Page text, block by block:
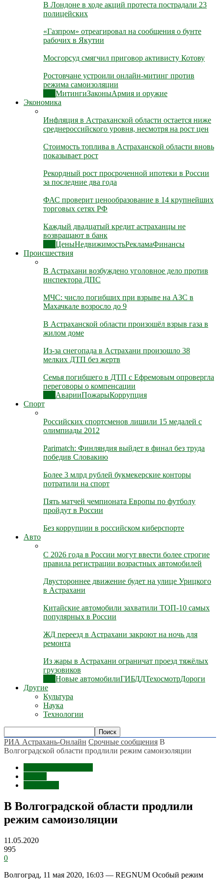
В Лондоне в ходе акций протеста пострадали 23
полицейских
«Газпром» отреагировал на сообщения о бунте
рабочих в Якутии
Мосгорсуд смягчил приговор активисту Котову
Ростовчане устроили онлайн-митинг против
режима самоизоляции
МитингиЗаконыАрмия и оружие
Экономика
Инфляция в Астраханской области остается ниже
среднероссийского уровня, несмотря на рост цен
Стоимость топлива в Астраханской области вновь
показывает рост
Рекордный рост просроченной ипотеки в России
за последние два года
ФАС проверит ценообразование в 14 крупнейших
торговых сетях РФ
Каждый двадцатый кредит астраханцы не
возвращают в банк
ЦеныНедвижимостьРекламаФинансы
Происшествия
В Астрахани возбуждено уголовное дело против
инспектора ДПС
МЧС: число погибших при взрыве на АЗС в
Махачкале возросло до 9
В Астраханской области произошёл взрыв газа в
жилом доме
Из-за снегопада в Астрахани произошло 38
мелких ДТП без жертв
Семья погибшего в ДТП с Ефремовым опровергла
переговоры о компенсации
АварииПожарыКоррупция
Спорт
Российских спортсменов лишили 15 медалей с
олимпиады 2012
Parimatch: Финляндия выйдет в финал без труда
победив Словакию
Более 3 млрд рублей букмекерские конторы
потратили на спорт
Пять матчей чемпионата Европы по футболу
пройдут в России
Без коррупции в российском киберспорте
Авто
С 2026 года в России могут ввести более строгие
правила регистрации возрастных автомобилей
Двустороннее движение будет на улице Урицкого
в Астрахани
Китайские автомобили захватили ТОП-10 самых
популярных в России
ЖД переезд в Астрахани закроют на ночь для
ремонта
Из жары в Астрахани ограничат проезд тяжёлых
грузовиков
Новые автомобилиГИБДДТехосмотрДороги
Другие
Культура
Наука
Технологии
РИА Астрахань-Онлайн Срочные сообщения В
Волгоградской области продлили режим самоизоляции
В Волгоградской области продлили
режим самоизоляции
11.05.2020
995
0
Волгоград, 11 мая 2020, 16:03 — REGNUM Особый режим